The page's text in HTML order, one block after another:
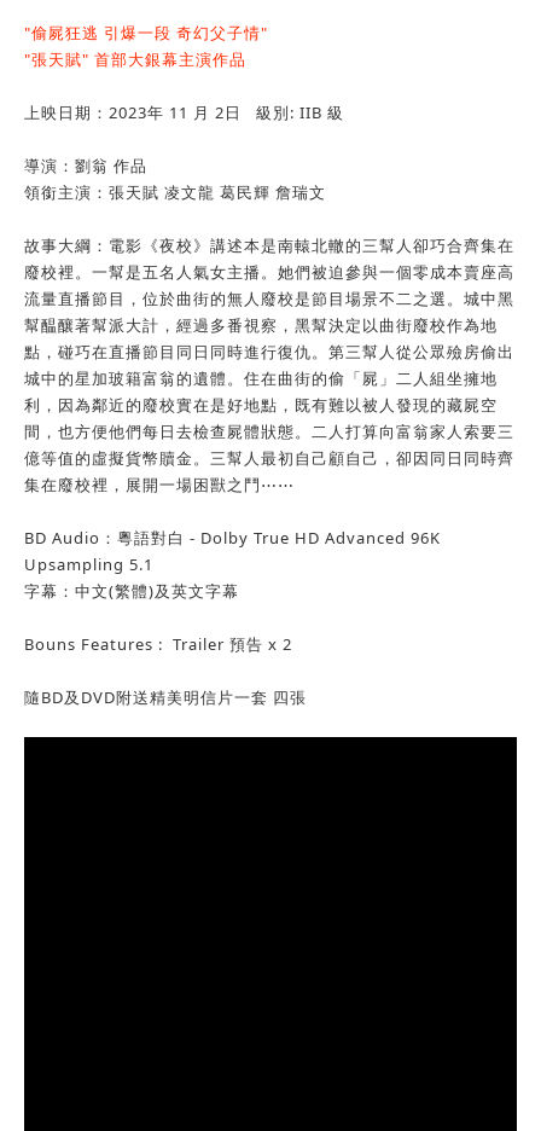
"偷屍狂逃 引爆一段 奇幻父子情"
"張天賦" 首部大銀幕主演作品
上映日期：2023年 11 月 2日 級別: IIB 級
導演：劉翁 作品
領銜主演：張天賦 凌文龍 葛民輝 詹瑞文
故事大綱：電影《夜校》講述本是南轅北轍的三幫人卻巧合齊集在
廢校裡。一幫是五名人氣女主播。她們被迫參與一個零成本賣座高
流量直播節目，位於曲街的無人廢校是節目場景不二之選。城中黑
幫醖釀著幫派大計，經過多番視察，黑幫決定以曲街廢校作為地
點，碰巧在直播節目同日同時進行復仇。第三幫人從公眾殮房偷出
城中的星加玻籍富翁的遺體。住在曲街的偷「屍」二人組坐擁地
利，因為鄰近的廢校實在是好地點，既有難以被人發現的藏屍空
間，也方便他們每日去檢查屍體狀態。二人打算向富翁家人索要三
億等值的虛擬貨幣贖金。三幫人最初自己顧自己，卻因同日同時齊
集在廢校裡，展開一場困獸之鬥⋯⋯
BD Audio：粵語對白 - Dolby True HD Advanced 96K
Upsampling 5.1
字幕：中文(繁體)及英文字幕
Bouns Features : Trailer 預告 x 2
隨BD及DVD附送精美明信片一套 四張